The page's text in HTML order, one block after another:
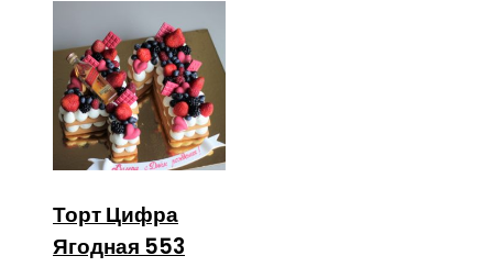
Торт Цифра
Ягодная 553